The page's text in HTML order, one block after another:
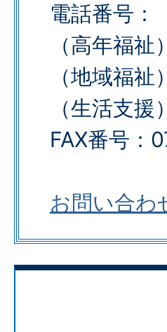
電話番号：
（高年福
（地域福
（生活支
FAX番号
お問い合わ